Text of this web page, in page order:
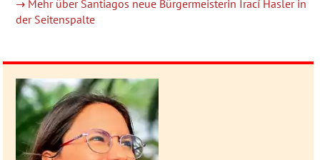
→ Mehr über Santiagos neue Bürgermeisterin Irací Hasler in
der Seitenspalte